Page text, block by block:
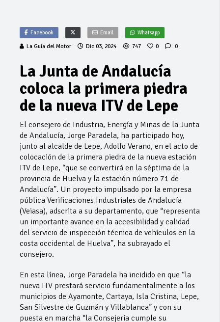
Facebook Email Whatsapp
La Guía del Motor Dic 03, 2024 747 0 0
La Junta de Andalucía
coloca la primera piedra
de la nueva ITV de Lepe
El consejero de Industria, Energía y Minas de la Junta
de Andalucía, Jorge Paradela, ha participado hoy,
junto al alcalde de Lepe, Adolfo Verano, en el acto de
colocación de la primera piedra de la nueva estación
ITV de Lepe, “que se convertirá en la séptima de la
provincia de Huelva y la estación número 71 de
Andalucía”. Un proyecto impulsado por la empresa
pública Verificaciones Industriales de Andalucía
(Veiasa), adscrita a su departamento, que “representa
un importante avance en la accesibilidad y calidad
del servicio de inspección técnica de vehículos en la
costa occidental de Huelva”, ha subrayado el
consejero.
En esta línea, Jorge Paradela ha incidido en que “la
nueva ITV prestará servicio fundamentalmente a los
municipios de Ayamonte, Cartaya, Isla Cristina, Lepe,
San Silvestre de Guzmán y Villablanca” y con su
puesta en marcha “la Consejería cumple su